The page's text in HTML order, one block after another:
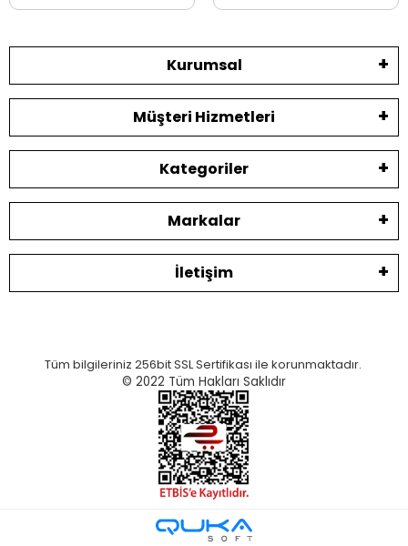
Kurumsal
Müşteri Hizmetleri
Kategoriler
Markalar
İletişim
Tüm bilgileriniz 256bit SSL Sertifikası ile korunmaktadır.
© 2022 Tüm Hakları Saklıdır